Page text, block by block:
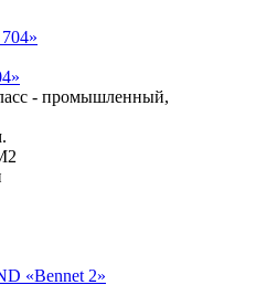
- промышленный,